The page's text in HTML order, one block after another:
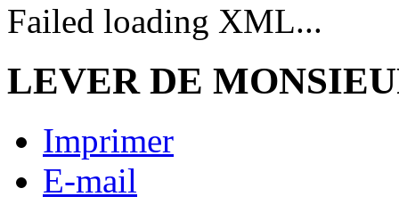
Failed loading XML...
LEVER DE
Imprimer
E-mail